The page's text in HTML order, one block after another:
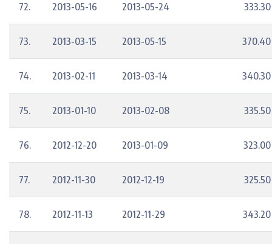
72. 2013-05-16 2013-05-24 333.30
73. 2013-03-15 2013-05-15 370.40
74. 2013-02-11 2013-03-14 340.30
75. 2013-01-10 2013-02-08 335.50
76. 2012-12-20 2013-01-09 323.00
77. 2012-11-30 2012-12-19 325.50
78. 2012-11-13 2012-11-29 343.20